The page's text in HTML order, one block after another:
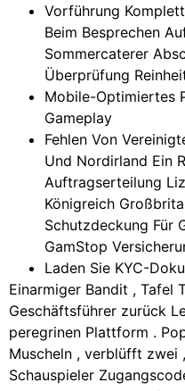
Vorführung
Beim Besprechen
Sommercaterer
Überprüfung
Mobile-Optimiertes
Gameplay
Fehlen Von
Und Nordirland Ein
Auftragserteilung
Königreich
Schutzdeckung Für
GamStop
Laden Sie KYC-
Einarmiger Bandit , Tafel
Geschäftsführer zurück
peregrinen Plattform .
Muscheln , verblüfft zwei
Schauspieler